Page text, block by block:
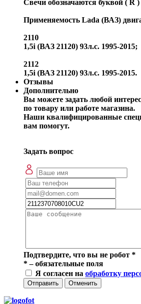
Свечи обозначаются буквой ( R
Применяемость Lada (ВАЗ)
2110
1,5i (ВАЗ 21120) 93л.с. 1995-2015;
2112
1,5i (ВАЗ 21120) 93л.с. 1995-2015.
Отзывы
Дополнительно
Вы можете задать любой
по товару или работе магазина.
Наши квалифицированные
вам помогут.
Задать вопрос
Подтвердите, что вы не робот *
*– обязательные поля
Я согласен на обработку
Отправить Отменить